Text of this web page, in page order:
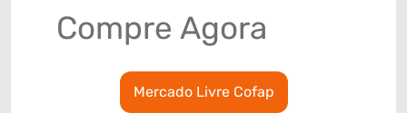
Compre Agora
Mercado Livre Cofap